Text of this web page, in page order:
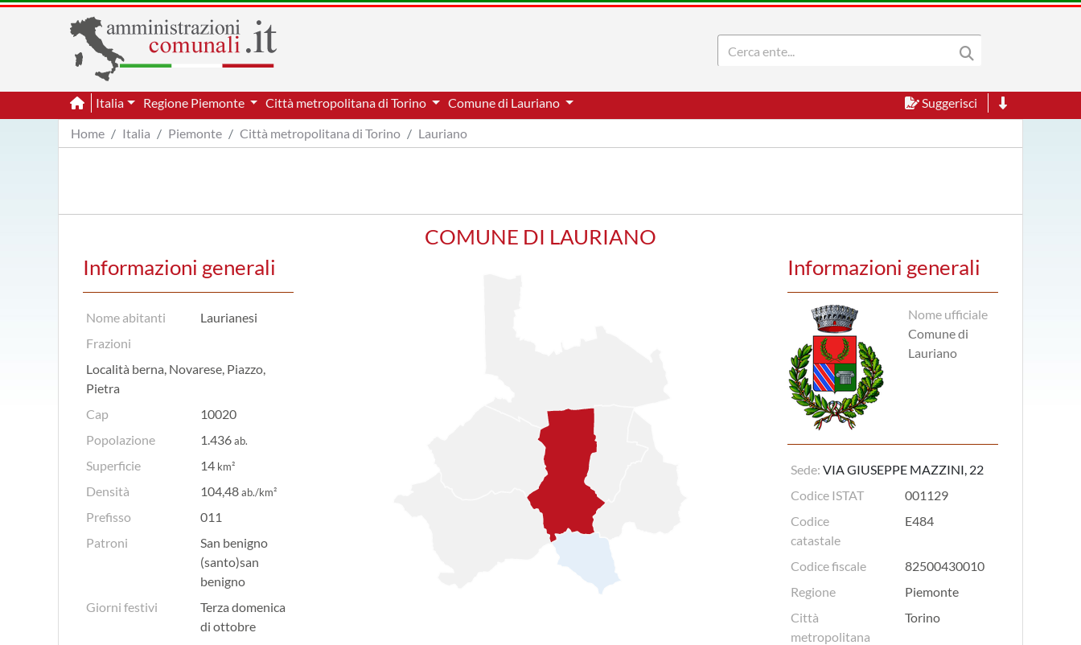
Italia Regione Piemonte Città metropolitana di Torino Comune di Lauriano
Suggerisci
Home
Italia Piemonte Città metropolitana di Torino Lauriano
COMUNE DI LAURIANO
Informazioni generali
Nome ufficiale
Comune di
Lauriano
Sede: VIA GIUSEPPE MAZZINI, 22
Codice ISTAT
001129
Codice
catastale
E484
Codice fiscale
82500430010
Regione
Piemonte
Città
metropolitana
Torino
Informazioni generali
Nome abitanti
Laurianesi
Frazioni
Località berna, Novarese, Piazzo,
Pietra
Cap
10020
Popolazione
1.436ab.
Superficie 14 km²
Densità 104,48ab./km²
Prefisso
011
Patroni
San benigno
(santo)san
benigno
Giorni festivi
Terza domenica
di ottobre